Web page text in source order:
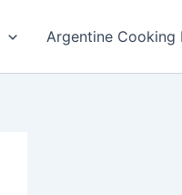
Argentine Cooking